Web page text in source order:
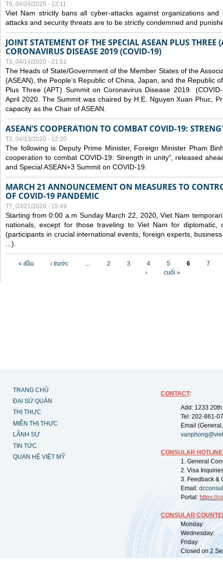
T6, 04/24/2020 - 12:11
Viet Nam strictly bans all cyber-attacks against organizations
attacks and security threats are to be strictly condemned and
JOINT STATEMENT OF THE SPECIAL ASEAN PLUS
CORONAVIRUS DISEASE 2019 (COVID-19)
T3, 04/14/2020 - 21:51
The Heads of State/Government of the Member States of the
(ASEAN), the People’s Republic of China, Japan, and the Republic
Plus Three (APT) Summit on Coronavirus Disease 2019
April 2020. The Summit was chaired by H.E. Nguyen Xuan Phuc,
capacity as the Chair of ASEAN.
ASEAN’S COOPERATION TO COMBAT COVID-19:
T2, 04/13/2020 - 12:20
The following is Deputy Prime Minister, Foreign Minister Pham
cooperation to combat COVID-19: Strength in unity", released
and Special ASEAN+3 Summit on COVID-19.
MARCH 21 ANNOUNCEMENT ON MEASURES TO
OF COVID-19 PANDEMIC
T7, 03/21/2020 - 15:49
Starting from 0:00 a.m Sunday March 22, 2020, Viet Nam
nationals, except for those traveling to Viet Nam for diplomatic,
(participants in crucial international events; foreign experts,
...).
Các trang
« đầu ‹ trước … 2 3 4 5 6
7
›
cuối »
TRANG CHỦ
ĐẠI SỨ QUÁN
THỊ THỰC
MIỄN THỊ THỰC
LÃNH SỰ
TIN TỨC
QUAN HỆ VIỆT MỸ
CONTACT:
Add: 1233
Tel: 202-861-
Email
CONSULAR
1. General
2. Visa
3. Feedback &
Email:
Portal: https://
CONSULAR
Monday:
Wednesday:
Friday:
Closed on 2